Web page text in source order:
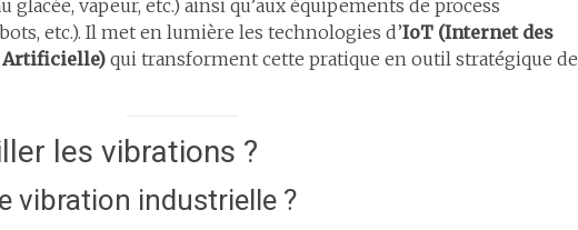
vapeur, etc.) ainsi qu’aux équipements de process
etc.). Il met en lumière les technologies d’IoT (Internet des
Artificielle) qui transforment cette pratique en outil stratégique de
les vibrations ?
vibration industrielle ?